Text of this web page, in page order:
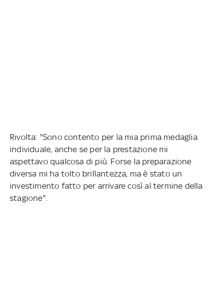
Rivolta: "Sono contento per la mia prima medaglia
individuale, anche se per la prestazione mi
aspettavo qualcosa di più. Forse la preparazione
diversa mi ha tolto brillantezza, ma è stato un
investimento fatto per arrivare così al termine della
stagione".